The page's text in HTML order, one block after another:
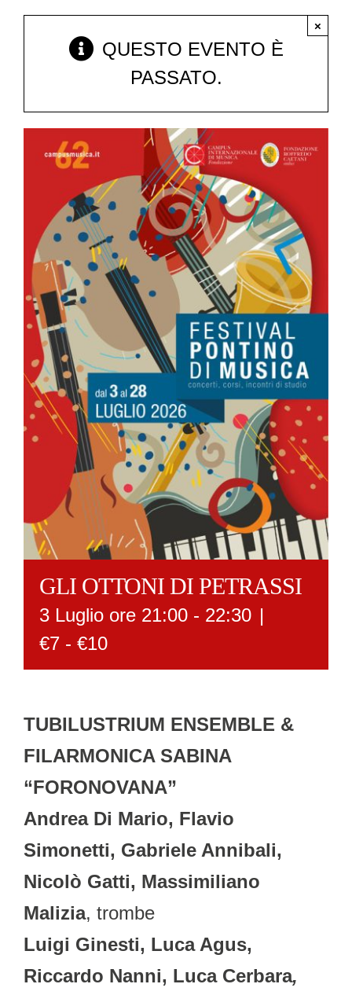
FESTIVAL PONTINO
CONCERTI
CONVEGNI
PREMIO RICCARDO CEROCCHI
QUESTO EVENTO È
PASSATO.
×
GLI OTTONI DI PETRASSI
3 Luglio ore 21:00 - 22:30 |
€7 - €10
TUBILUSTRIUM ENSEMBLE &
FILARMONICA SABINA
“FORONOVANA”
Andrea Di Mario, Flavio
Simonetti, Gabriele Annibali,
Nicolò Gatti, Massimiliano
Malizia, trombe
Luigi Ginesti, Luca Agus,
Riccardo Nanni, Luca Cerbara,